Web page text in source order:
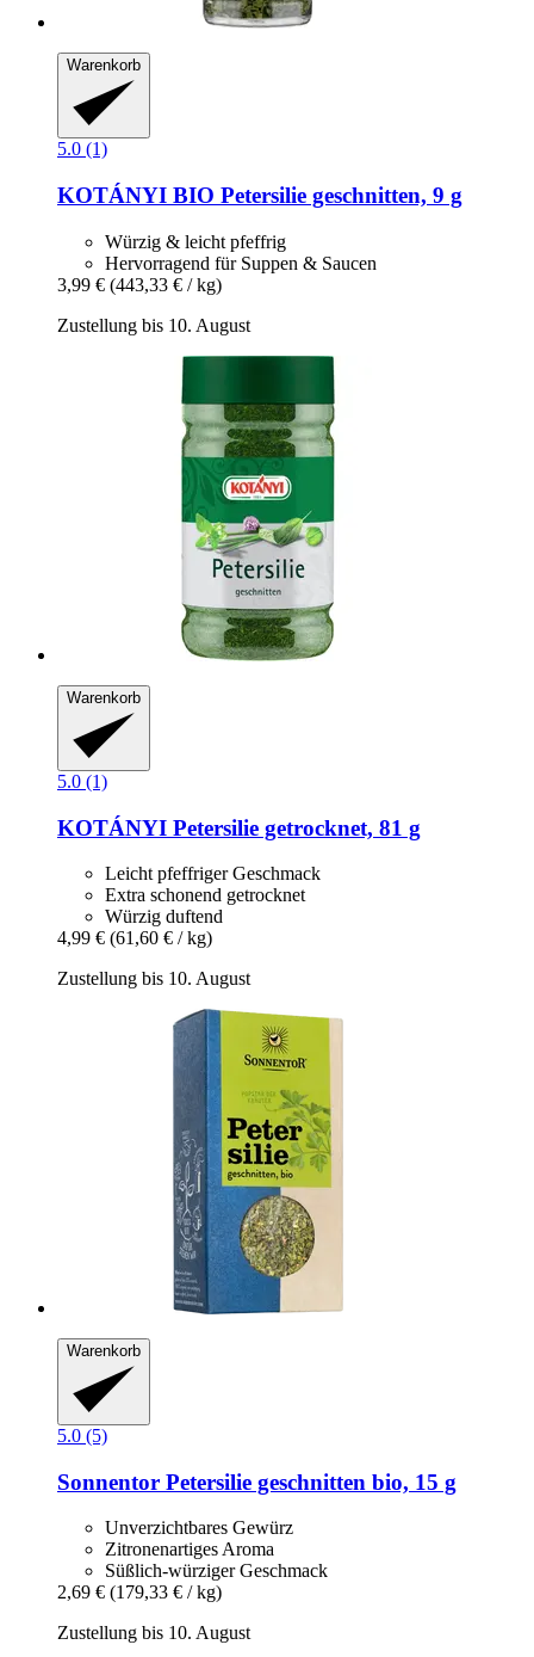
Warenkorb
5.0 (1)
KOTÁNYI BIO Petersilie geschnitten, 9 g
Würzig & leicht pfeffrig
Hervorragend für Suppen & Saucen
3,99 € (443,33 € / kg)
Zustellung bis 10. August
Warenkorb
5.0 (1)
KOTÁNYI Petersilie getrocknet, 81 g
Leicht pfeffriger Geschmack
Extra schonend getrocknet
Würzig duftend
4,99 € (61,60 € / kg)
Zustellung bis 10. August
Warenkorb
5.0 (5)
Sonnentor Petersilie geschnitten bio, 15 g
Unverzichtbares Gewürz
Zitronenartiges Aroma
Süßlich-würziger Geschmack
2,69 € (179,33 € / kg)
Zustellung bis 10. August